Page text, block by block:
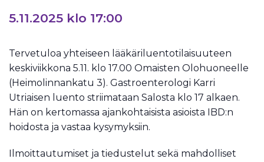
5.11.2025 klo 17:00
Tervetuloa yhteiseen lääkäriluentotilaisuuteen
keskiviikkona 5.11. klo 17.00 Omaisten Olohuoneelle
(Heimolinnankatu 3). Gastroenterologi Karri
Utriaisen luento striimataan Salosta klo 17 alkaen.
Hän on kertomassa ajankohtaisista asioista IBD:n
hoidosta ja vastaa kysymyksiin.
Ilmoittautumiset ja tiedustelut sekä mahdolliset